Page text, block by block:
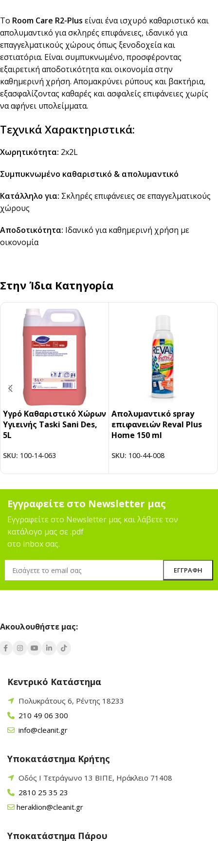
Το Room Care R2-Plus είναι ένα ισχυρό καθαριστικό και
απολυμαντικό για σκληρές επιφάνειες, ιδανικό για
επαγγελματικούς χώρους όπως ξενοδοχεία και
εστιατόρια. Είναι συμπυκνωμένο, προσφέροντας
εξαιρετική αποδοτικότητα και οικονομία στην
καθημερινή χρήση. Απομακρύνει ρύπους και βακτήρια,
εξασφαλίζοντας καθαρές και ασφαλείς επιφάνειες χωρίς
να αφήνει υπολείμματα.
Τεχνικά Χαρακτηριστικά:
Χωρητικότητα: 2x2L
Συμπυκνωμένο καθαριστικό & απολυμαντικό
Κατάλληλο για: Σκληρές επιφάνειες σε επαγγελματικούς
χώρους
Αποδοτικότητα: Ιδανικό για καθημερινή χρήση με
οικονομία
Στην Ίδια Κατηγορία
Υγρό Καθαριστικό Χώρων
Υγιεινής Taski Sani Des,
5L
SKU: 100-14-063
Απολυμαντικό spray
επιφανειών Reval Plus
Home 150 ml
SKU: 100-44-008
Εγγραφείτε στο Newsletter μας
Εγγραφείτε στο Newsletter μας και λάβετε τον
κατάλογο μας σε .pdf
στο inbox σας.
Ακουλουθήστε μας:
Κεντρικό Κατάστημα
Πολυκράτους 6, Ρέντης 18233
210 49 06 300
info@cleanit.gr
Υποκατάστημα Κρήτης
Οδός Ι Τετράγωνο 13 ΒΙΠΕ, Ηράκλειο 71408
2810 25 35 23
heraklion@cleanit.gr
Υποκατάστημα Πάρου